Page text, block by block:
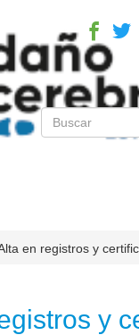
en registros y
y